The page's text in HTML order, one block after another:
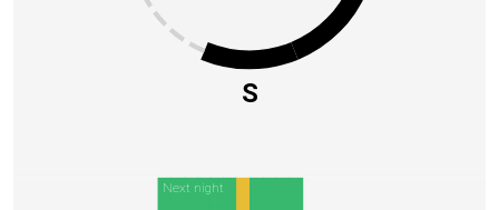
S
Next night